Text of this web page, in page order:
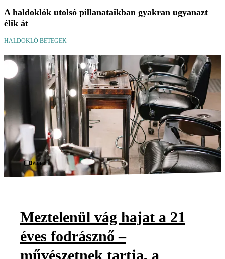
A haldoklók utolsó pillanataikban gyakran ugyanazt
élik át
HALDOKLÓ BETEGEK
Videó
Meztelenül vág hajat a 21
éves fodrásznő –
művészetnek tartja, a